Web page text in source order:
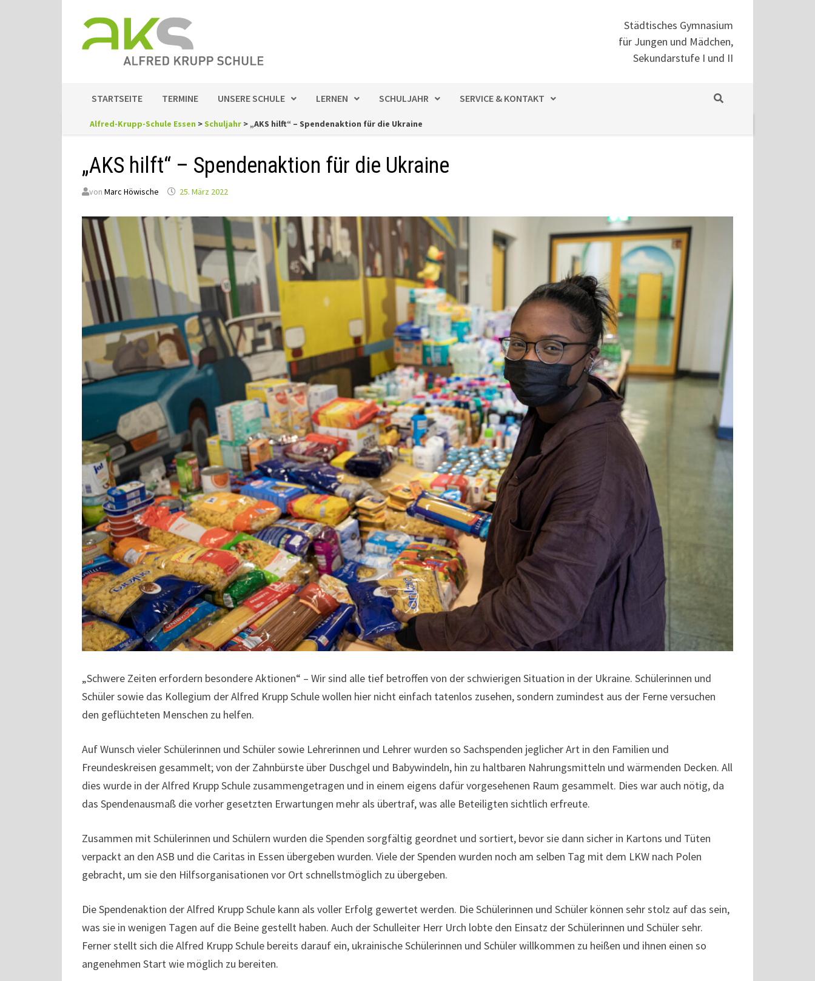
Inhalt
springen
Städtisches Gymnasium
für Jungen und Mädchen,
Sekundarstufe I und II
STARTSEITE TERMINE UNSERE SCHULE LERNEN SCHULJAHR SERVICE & KONTAKT
Alfred-Krupp-Schule Essen >Schuljahr > „AKS hilft“ – Spendenaktion für die Ukraine
„AKS hilft“ – Spendenaktion für die Ukraine
von Marc Höwische 25. März 2022
„Schwere Zeiten erfordern besondere Aktionen“ – Wir sind alle tief betroffen von der schwierigen Situation in der Ukraine. Schülerinnen und
Schüler sowie das Kollegium der Alfred Krupp Schule wollen hier nicht einfach tatenlos zusehen, sondern zumindest aus der Ferne versuchen
den geflüchteten Menschen zu helfen.
Auf Wunsch vieler Schülerinnen und Schüler sowie Lehrerinnen und Lehrer wurden so Sachspenden jeglicher Art in den Familien und
Freundeskreisen gesammelt; von der Zahnbürste über Duschgel und Babywindeln, hin zu haltbaren Nahrungsmitteln und wärmenden Decken. All
dies wurde in der Alfred Krupp Schule zusammengetragen und in einem eigens dafür vorgesehenen Raum gesammelt. Dies war auch nötig, da
das Spendenausmaß die vorher gesetzten Erwartungen mehr als übertraf, was alle Beteiligten sichtlich erfreute.
Zusammen mit Schülerinnen und Schülern wurden die Spenden sorgfältig geordnet und sortiert, bevor sie dann sicher in Kartons und Tüten
verpackt an den ASB und die Caritas in Essen übergeben wurden. Viele der Spenden wurden noch am selben Tag mit dem LKW nach Polen
gebracht, um sie den Hilfsorganisationen vor Ort schnellstmöglich zu übergeben.
Die Spendenaktion der Alfred Krupp Schule kann als voller Erfolg gewertet werden. Die Schülerinnen und Schüler können sehr stolz auf das sein,
was sie in wenigen Tagen auf die Beine gestellt haben. Auch der Schulleiter Herr Urch lobte den Einsatz der Schülerinnen und Schüler sehr.
Ferner stellt sich die Alfred Krupp Schule bereits darauf ein, ukrainische Schülerinnen und Schüler willkommen zu heißen und ihnen einen so
angenehmen Start wie möglich zu bereiten.